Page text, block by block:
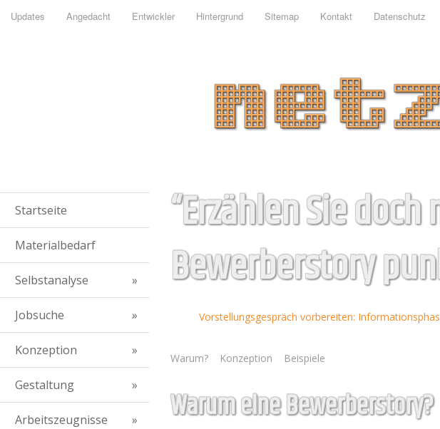
Updates Angedacht Entwickler Hintergrund Sitemap Kontakt Datenschutz
Startseite
Materialbedarf
Selbstanalyse
Jobsuche
Konzeption
Gestaltung
Arbeitszeugnisse
“Erzählen Sie
Bewerberstory
Vorstellungsgespräch vorbereiten:
Warum? Konzeption Beispiele
Warum eine Bewerberstory?